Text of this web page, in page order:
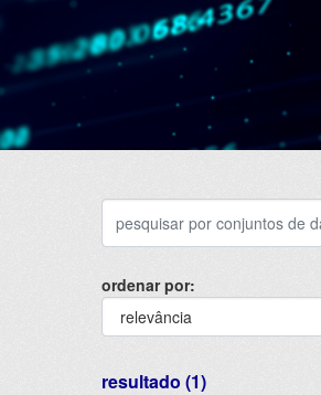
ordenar por
resultado (1)